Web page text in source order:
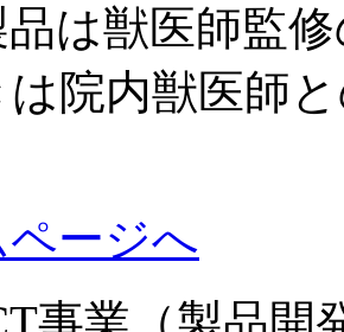
は獣医師監
は院内獣医師
ージへ